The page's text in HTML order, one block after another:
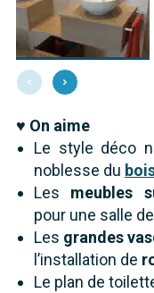
♥ On aime
Le style déco
noblesse du
Les meubles
pour une salle
Les grandes
l’installation de
Le plan de